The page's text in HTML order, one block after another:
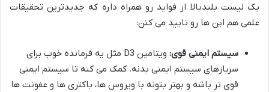
یک لیست بلندبالا از فواید رو همراه داره که جدیدترین تحقیقات
علمی هم این ها رو تایید می کنن:
سیستم ایمنی قوی:
ویتامین D3 مثل یه فرمانده خوب برای
سربازهای سیستم ایمنی بدنه. کمک می کنه تا سیستم ایمنی
قوی تر باشه و بهتر بتونه با ویروس ها، باکتری ها و عفونت ها